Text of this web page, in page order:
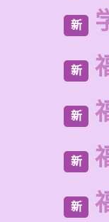
新
新
新
新
新